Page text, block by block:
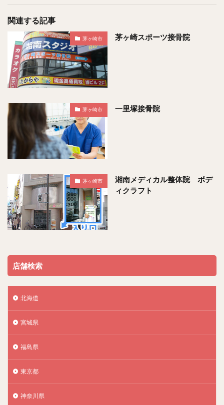
関連する記事
茅ヶ崎市 茅ヶ崎スポーツ接骨院
茅ヶ崎市 一里塚接骨院
茅ヶ崎市
湘南メディカル整体院 ボデ
ィクラフト
店舗検索
北海道
宮城県
福島県
東京都
神奈川県